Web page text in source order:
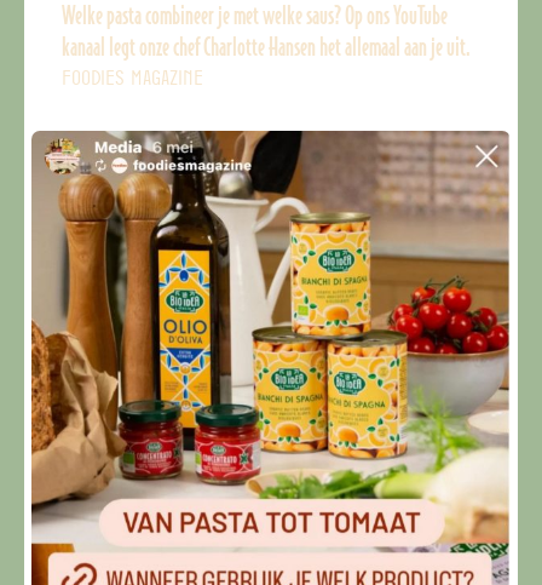
Welke pasta combineer je met welke saus? Op ons YouTube
kanaal legt onze chef Charlotte Hansen het allemaal aan je uit.
FOODIES MAGAZINE